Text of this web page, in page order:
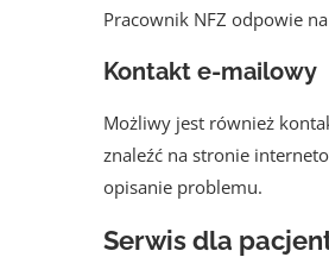
Pracownik NFZ odpowie
Kontakt e-mailowy
Możliwy jest również
znaleźć na stronie
opisanie problemu.
Serwis dla